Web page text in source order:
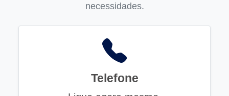
necessidades.
Telefone